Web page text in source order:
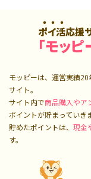
ポイ活応援
「モッピ
モッピーは、運営実績
サイト。
サイト内で商品購入やア
ポイントが貯まっていき
貯めたポイントは、 現金
す。